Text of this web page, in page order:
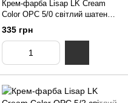
Крем-фарба Lisap LK Cream
Color OPC 5/0 світлий шатен
100 мл
335 грн